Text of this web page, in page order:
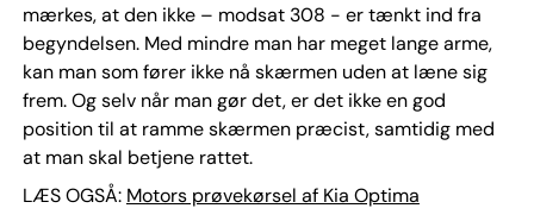
mærkes, at den ikke – modsat 308 - er tænkt ind fra
begyndelsen. Med mindre man har meget lange arme,
kan man som fører ikke nå skærmen uden at læne sig
frem. Og selv når man gør det, er det ikke en god
position til at ramme skærmen præcist, samtidig med
at man skal betjene rattet.
LÆS OGSÅ: Motors prøvekørsel af Kia Optima